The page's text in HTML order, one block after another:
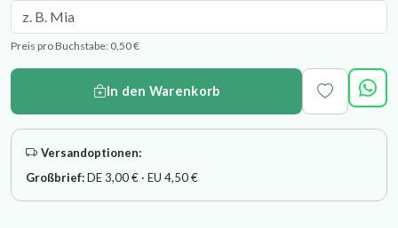
Preis pro Buchstabe: 0,50 €
In den Warenkorb
Versandoptionen:
Großbrief:DE 3,00 € · EU 4,50 €